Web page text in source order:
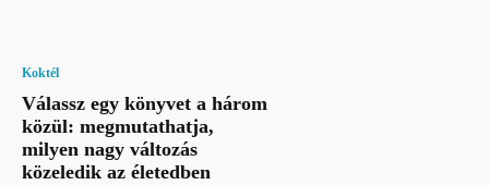
Koktél
Válassz egy könyvet a három
közül: megmutathatja,
milyen nagy változás
közeledik az életedben